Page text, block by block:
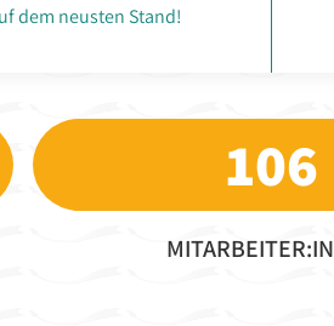
dem neusten Stand!
106